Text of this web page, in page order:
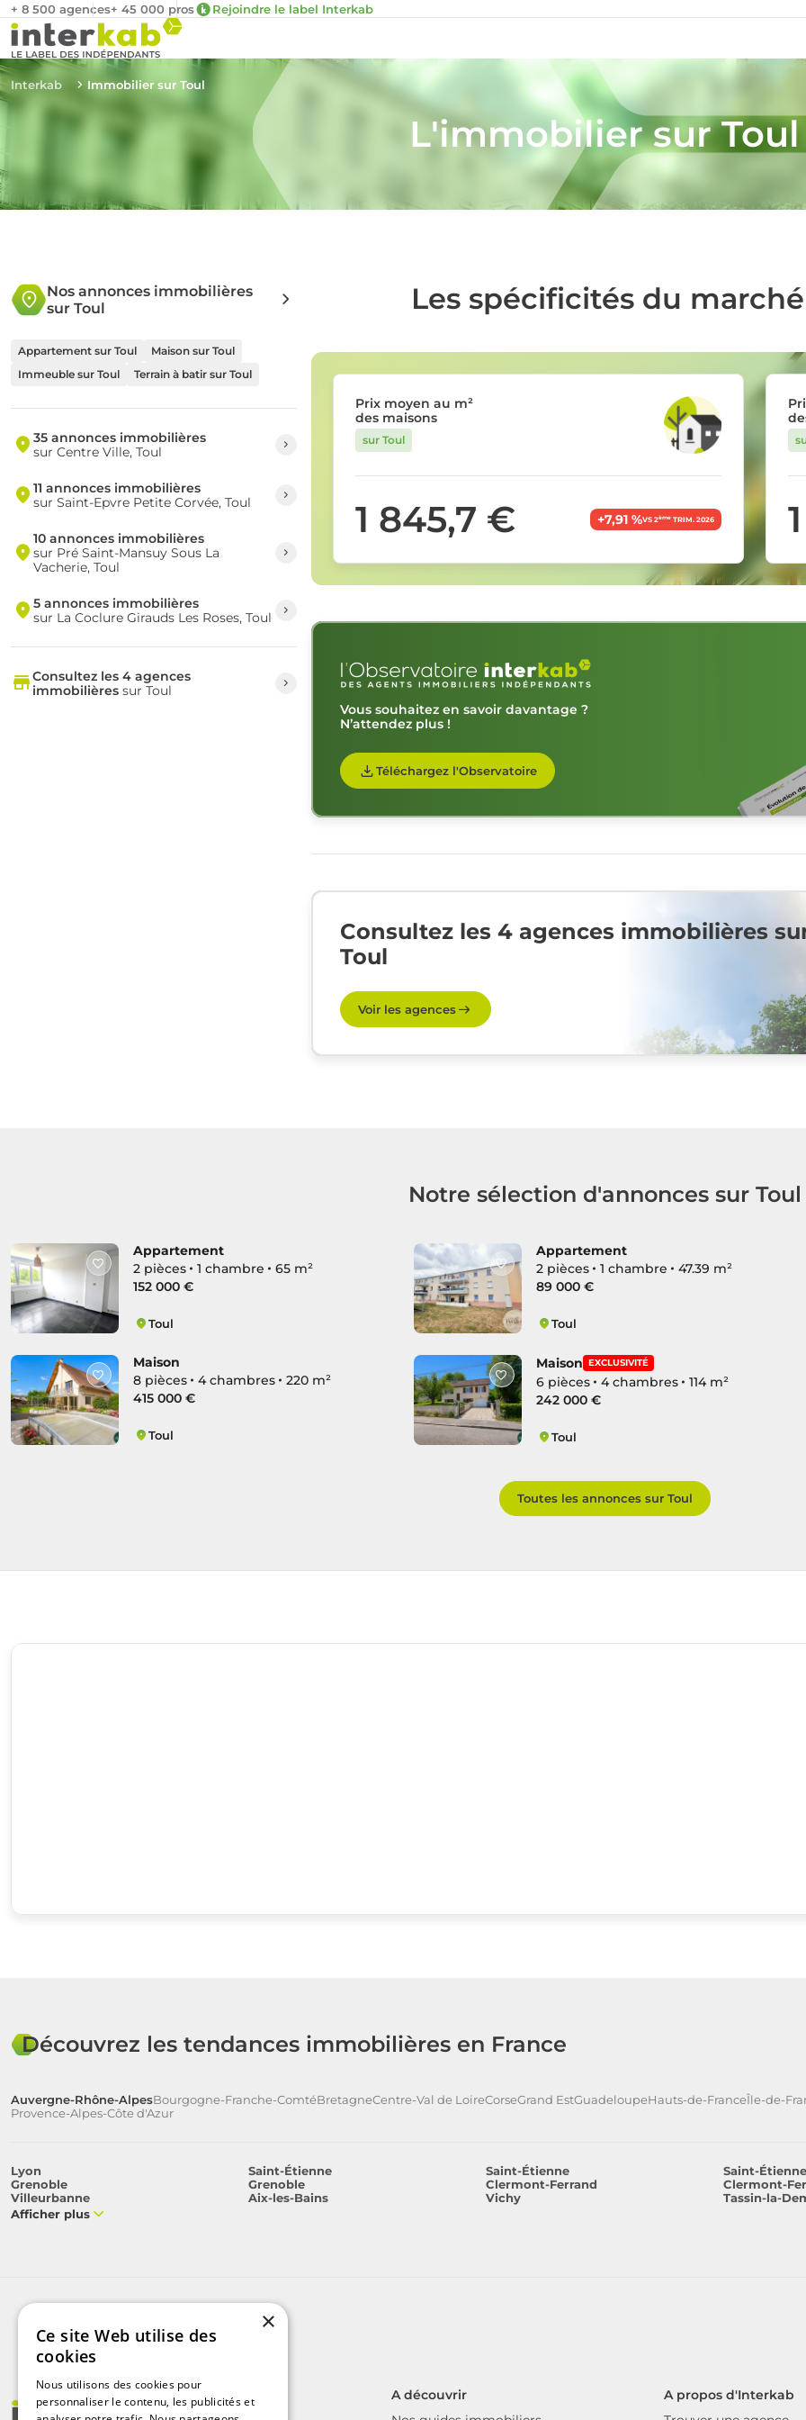
+ 8 500 agences+ 45 000 pros Rejoindre le label Interkab
Interkab Immobilier sur Toul
L'immobilier sur Toul
Nos annonces immobilières
sur Toul
Appartement sur Toul
Maison sur Toul
Immeuble sur Toul
Terrain à batir sur Toul
35 annonces immobilières
sur Centre Ville, Toul
11 annonces immobilières
sur Saint-Epvre Petite Corvée, Toul
10 annonces immobilières
sur Pré Saint-Mansuy Sous La
Vacherie, Toul
5 annonces immobilières
sur La Coclure Girauds Les Roses, Toul
Consultez les 4 agences
immobilièressur Toul
Les spécificités du
Prix moyen au m²
des maisons
sur Toul
1 845,7 € +7,91 %VS 2ème TRIM. 2026
Vous souhaitez en savoir davantage ?
N’attendez plus !
Téléchargez l'Observatoire
Consultez les 4 agences immobilières
Toul
Voir les agences
Notre sélection d'annonces sur Toul
Appartement
2 pièces
1 chambre
65 m²
152 000 €
Toul
Appartement
2 pièces
1 chambre
47.39 m²
89 000 €
Toul
Maison
8 pièces
4 chambres
220 m²
415 000 €
Toul
Maison EXCLUSIVITÉ
6 pièces 4 chambres
114 m²
242 000 €
Toul
Toutes les annonces sur Toul
Découvrez les tendances immobilières en France
Auvergne-Rhône-AlpesBourgogne-Franche-ComtéBretagneCentre-Val de LoireCorseGrand EstGuadeloupeHauts-de-FranceÎle-de-
Provence-Alpes-Côte d'Azur
Lyon Saint-Étienne Saint-Étienne
Saint-
Grenoble
Grenoble Clermont-Ferrand
Clermont-
Villeurbanne
Aix-les-Bains Vichy
Tassin-la-
Afficher plus
A découvrir
A propos d'Interkab
×
Ce site Web utilise des
cookies
Nous utilisons des cookies pour
personnaliser le contenu, les publicités et